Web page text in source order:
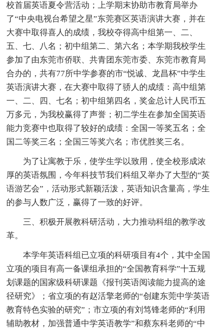
校首届英语夏令营活动；上学期末协助市教育局举办
了“中央电视台希望之星”东莞赛区英语演讲大赛，并在
大赛中取得喜人的成绩，我校夺得高中组第一、二、
五、七、八名；初中组第二、第六名；本学期我校学生
参加了由东莞市侨联、共青团东莞市委、东莞市教育局
合办的，共有77所中学参赛的市“悦诚、龙昌杯”中学生
英语演讲大赛，在大赛中取得了骄人的成绩：高中组第
一、二、四、七名；初中组第四名，奖金总计人民币五
万多元，为我校赢得了声誉；初二学生在参加全国英语
能力竞赛中也取得了较好的成绩：全国一等奖五名；全
国二等奖三名；全国三等奖六名；市优胜奖三名。
为了让寓教于乐，使学生学以致用，使全校形成浓
厚的英语氛围，今年科技节我们科组又举办了大型的“英
语游艺会”，活动形式新颖活泼，英语知识含量高，学生
的参与人数广泛，赢得了一致的好评。
三、积极开展教科研活动，大力推动科组的教学改
革。
本学年英语科组已立项的科研项目有4个，其中全国
立项的项目有高一备课组承担的“全国教育科学”十五规
划课题的国家级科研课题《报刊英语阅读能力提高的途
径研究》；省立项的有赵活擎老师的“创建东莞中学英语
教育特色实验的研究”；市立项的有刘笃锋老师的“利用
辅助教材，加强普通中学英语教学”和蔡东科老师的“中